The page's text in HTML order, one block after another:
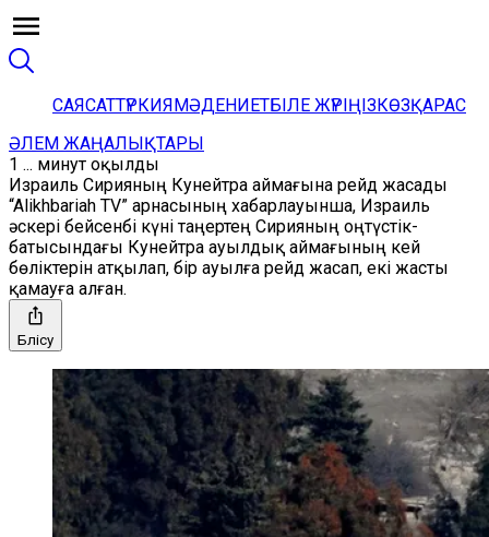
САЯСАТТҮРКИЯМӘДЕНИЕТБІЛЕ ЖҮРІҢІЗКӨЗҚАРАС
ӘЛЕМ ЖАҢАЛЫҚТАРЫ
1 ... минут оқылды
Израиль Сирияның Кунейтра аймағына рейд жасады
“Alikhbariah TV” арнасының хабарлауынша, Израиль
әскері бейсенбі күні таңертең Сирияның оңтүстік-
батысындағы Кунейтра ауылдық аймағының кей
бөліктерін атқылап, бір ауылға рейд жасап, екі жасты
қамауға алған.
Бөлісу